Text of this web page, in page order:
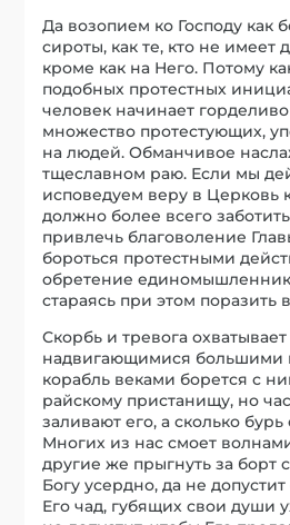
Да возопием ко Господу как
сироты, как те, кто не имеет
кроме как на Него. Потому
подобных протестных
человек начинает
множество протестующих,
на людей. Обманчивое
тщеславном раю. Если мы
исповедуем веру в Церковь
должно более всего
привлечь благоволение
бороться протестными
обретение
стараясь при этом поразить
Скорбь и тревога
надвигающимися большими
корабль веками борется с
райскому пристанищу, но
заливают его, а сколько
Многих из нас смоет
другие же прыгнуть за борт
Богу усердно, да не
Его чад, губящих свои души